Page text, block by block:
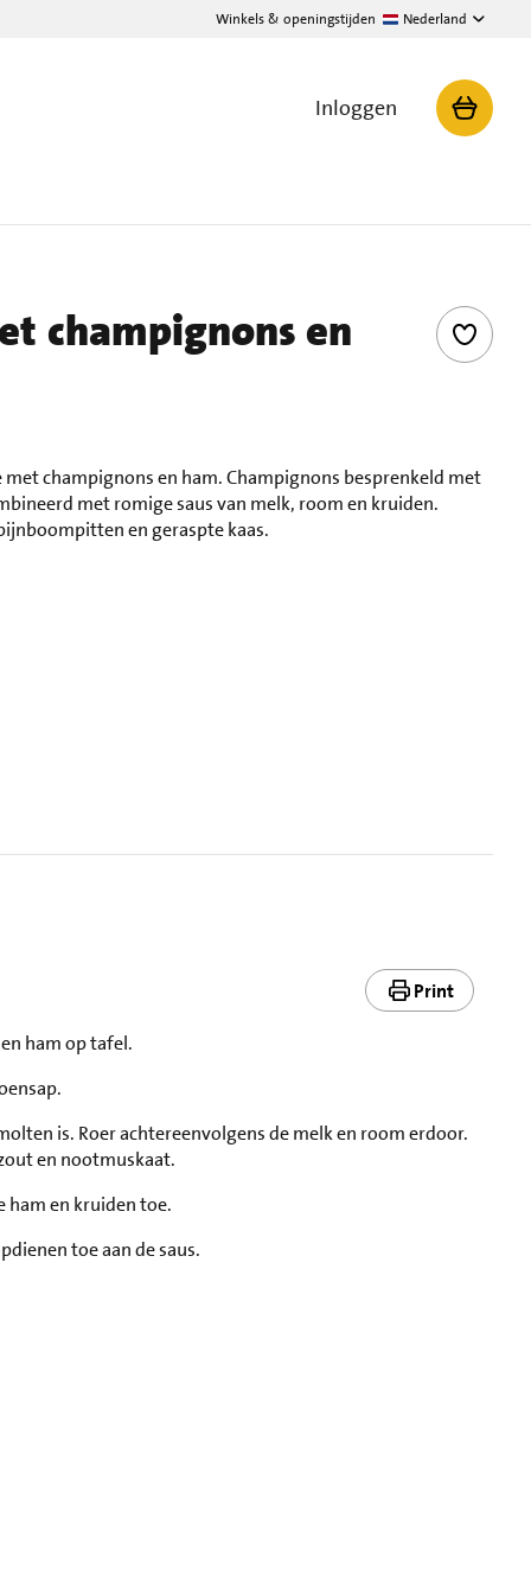
Winkels & openingstijden Nederland
Inloggen
champignons en
champignons en ham. Champignons besprenkeld met
met romige saus van melk, room en kruiden.
en geraspte kaas.
Print
ham op tafel.
is. Roer achtereenvolgens de melk en room erdoor.
en nootmuskaat.
ham en kruiden toe.
toe aan de saus.